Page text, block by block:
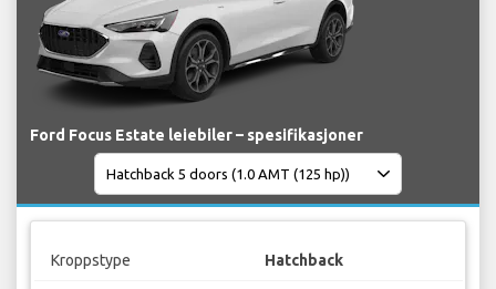
Ford Focus Estate leiebiler – spesifikasjoner
Kroppstype Hatchback